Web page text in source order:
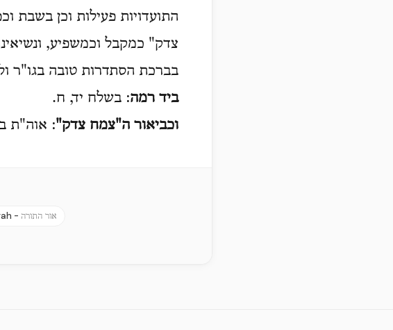
התועדויות פעילות וכן בשבת
צדק" כמקבל וכמשפיע,
בברכת הסתדרות טובה בגו"ר
ביד רמה: בשלח יד, ח.
וכביאור ה"צמח צדק": אוה"ת
- אור התורה